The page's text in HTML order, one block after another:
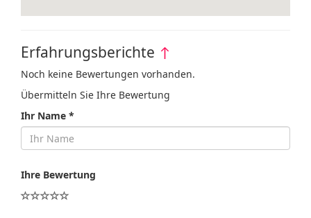
Erfahrungsberichte ↑
Noch keine Bewertungen vorhanden.
Übermitteln Sie Ihre Bewertung
Ihr Name *
Ihre Bewertung